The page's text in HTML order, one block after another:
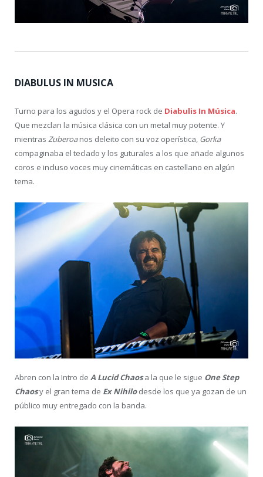
DIABULUS IN MUSICA
Turno para los agudos y el Opera rock de Diabulis In Música.
Que mezclan la música clásica con un metal muy potente. Y
mientras Zuberoanos deleito con su voz operística, Gorka
compaginaba el teclado y los guturales a los que añade algunos
coros e incluso voces muy cinemáticas en castellano en algún
tema.
Abren con la Intro de A Lucid Chaosa la que le sigue One Step
Chaosy el gran tema de Ex Nihilodesde los que ya gozan de un
público muy entregado con la banda.